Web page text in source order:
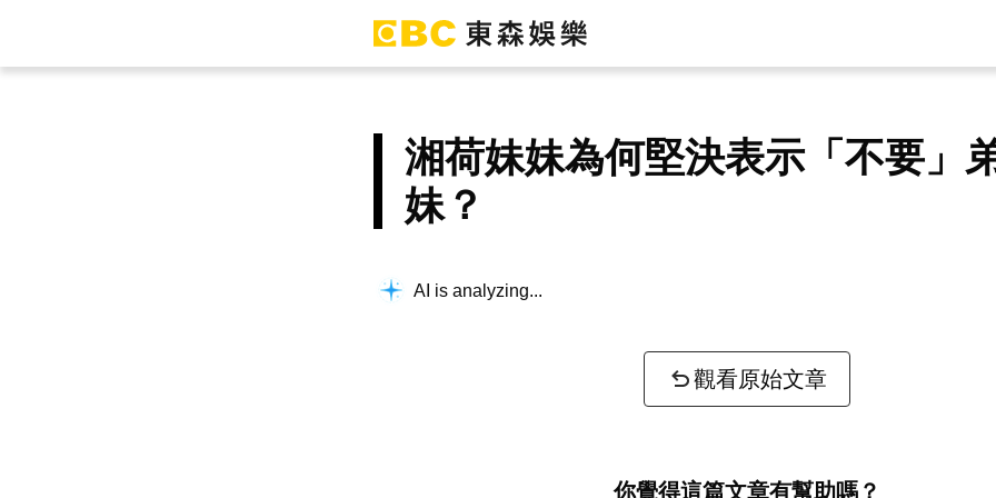
湘荷妹妹為何堅決表示「不要」
妹？
AI is analyzing...
觀看原始文章
你覺得這篇文章有幫助嗎？